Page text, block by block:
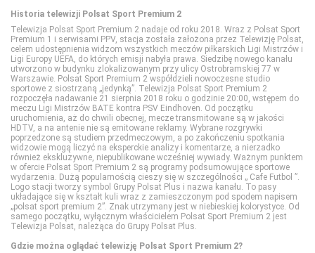
SCI FI
Show TV
Stopklatka
Sundance TV
TVN Fabuła
TVP Seriale
Discovery Science
DTX (d. Discovery Turbo Xtra)
Fokus TV
HISTORY
HISTORY 2
ID
Polsat Cafe
Polsat Games
Polsat Play
Polsat Rodzina
TLC
TTV
MiniMini+
Nickelodeon
Nicktoons
TVP ABC
Historia telewizji Polsat Sport Premium 2
Telewizja Polsat Sport Premium 2 nadaje od roku 2018. Wraz z Polsat Sport
Premium 1 i serwisami PPV, stacja została założona przez Telewizję Polsat,
celem udostępnienia widzom wszystkich meczów piłkarskich Ligi Mistrzów i
Ligi Europy UEFA, do których emisji nabyła prawa. Siedzibę nowego kanału
utworzono w budynku zlokalizowanym przy ulicy Ostrobramskiej 77 w
Warszawie. Polsat Sport Premium 2 współdzieli nowoczesne studio
sportowe z siostrzaną „jedynką”. Telewizja Polsat Sport Premium 2
rozpoczęła nadawanie 21 sierpnia 2018 roku o godzinie 20:00, wstępem do
meczu Ligi Mistrzów BATE kontra PSV Eindhoven. Od początku
uruchomienia, aż do chwili obecnej, mecze transmitowane są w jakości
HDTV, a na antenie nie są emitowane reklamy. Wybrane rozgrywki
poprzedzone są studiem przedmeczowym, a po zakończeniu spotkania
widzowie mogą liczyć na eksperckie analizy i komentarze, a nierzadko
również ekskluzywne, niepublikowane wcześniej wywiady. Ważnym punktem
w ofercie Polsat Sport Premium 2 są programy podsumowujące sportowe
wydarzenia. Dużą popularnością cieszy się w szczególności „ Cafe Futbol ”.
Logo stacji tworzy symbol Grupy Polsat Plus i nazwa kanału. To pasy
układające się w kształt kuli wraz z zamieszczonym pod spodem napisem
„polsat sport premium 2”. Znak utrzymany jest w niebieskiej kolorystyce. Od
samego początku, wyłącznym właścicielem Polsat Sport Premium 2 jest
Telewizja Polsat, należąca do Grupy Polsat Plus.
Gdzie można oglądać telewizję Polsat Sport Premium 2?